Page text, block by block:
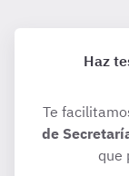
Haz
Te
de
que